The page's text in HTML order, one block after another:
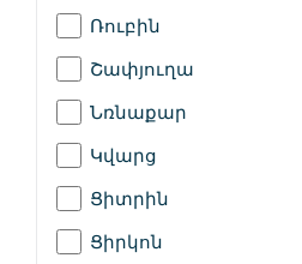
Ռուբին
Շափյուղա
Նռնաքար
Կվարց
Ցիտրին
Ցիրկոն